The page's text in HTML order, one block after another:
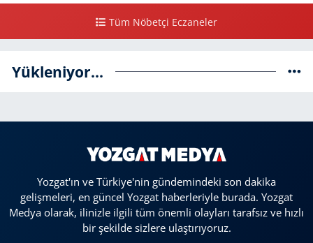
Tüm Nöbetçi Eczaneler
Yükleniyor...
Yozgat'ın ve Türkiye'nin gündemindeki son dakika
gelişmeleri, en güncel Yozgat haberleriyle burada. Yozgat
Medya olarak, ilinizle ilgili tüm önemli olayları tarafsız ve hızlı
bir şekilde sizlere ulaştırıyoruz.